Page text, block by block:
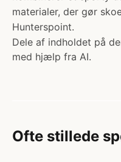
materialer, der gør
Hunterspoint.
Dele af indholdet på
med hjælp fra AI.
Ofte stillede